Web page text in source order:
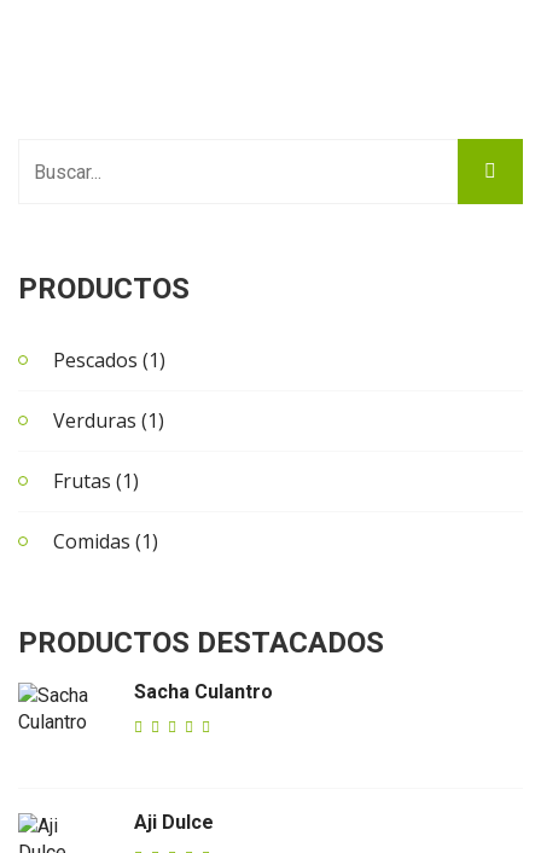
PRODUCTOS
Pescados (1)
Verduras (1)
Frutas (1)
Comidas (1)
PRODUCTOS DESTACADOS
Sacha Culantro
Aji Dulce